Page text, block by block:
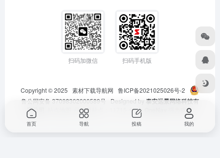
扫码加微信 扫码手机版
Copyright © 2025 素材下载导航网 鲁ICP备2021025026号-2
鲁公网安备 37098302000589号
Designed by 泰安远景网络科技有
限公司
已收录站点：11715 个 由 强力驱动
首页 导航 投稿 我的